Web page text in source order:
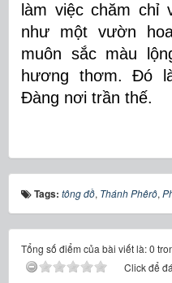
làm việc chăm chỉ
như một vườn
muôn sắc màu
hương thơm. Đó
Đàng nơi trần thế.
Tags: tông đồ, Thánh Phêrô,
Tổng số điểm của bài viết là: 0
Click để